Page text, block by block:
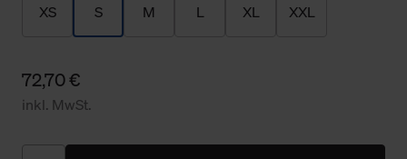
XS S M L XL XXL
72,70 €
inkl. MwSt.